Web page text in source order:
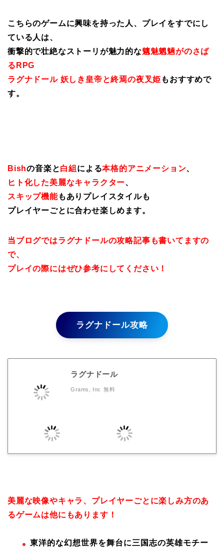
こちらのゲームに興味を持った人、プレイをすでにし
ている人は、
衝撃的で壮絶なストーリが魅力的な魑魅魍魎がのさば
るRPG
ラグナドール 妖しき皇帝と終焉の夜叉姫 もおすすめで
す。
Bishの音楽と白組 による本格的アニメーション、
ヒト化した美麗なキャラクター、
スキップ機能もありプレイスタイルも
プレイヤーごとに合わせ楽しめます。
当ブログではラグナドールの攻略記事も書いてますの
で、
プレイの際にはぜひ参考にしてください！
ラグナドール攻略
ラグナドール
Grams, Inc 無料
美麗な映像やキャラ、プレイヤーごとに楽しみ方のあ
るゲームは他にもあります！
東洋的な幻想世界を舞台に三国志の英雄モチー